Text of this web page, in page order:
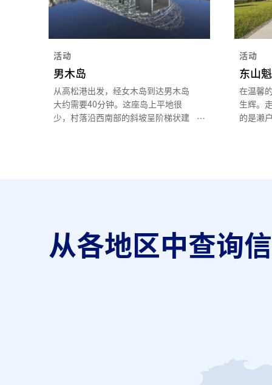
活动
男木岛
从高松港出发，经女木岛到达男木岛
大约需要40分钟。这座岛上平地很
少，村落沿西南部的斜坡呈阶梯状建
活动
东山
在温馨
生辉。
的是濑
从各地区中查询